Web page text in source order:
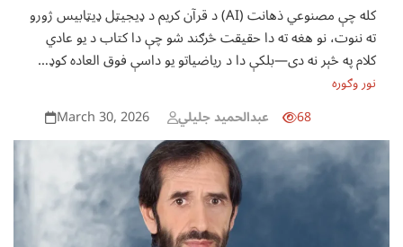
کله چې مصنوعي ذهانت (AI) د قرآن کریم د ډیجیټل ډیټابیس ژورو
ته ننوت، نو هغه ته دا حقیقت څرګند شو چې دا کتاب د یو عادي
کلام په څېر نه دی—بلکې دا د ریاضیاتو یو داسې فوق العاده کوډ…
نور وګوره
March 30, 2026 عبدالحمید جلیلي 68